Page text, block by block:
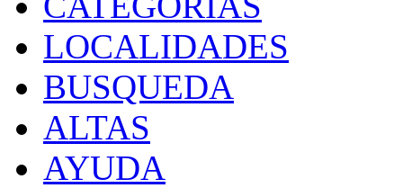
LOCALIDADES
BUSQUEDA
ALTAS
AYUDA